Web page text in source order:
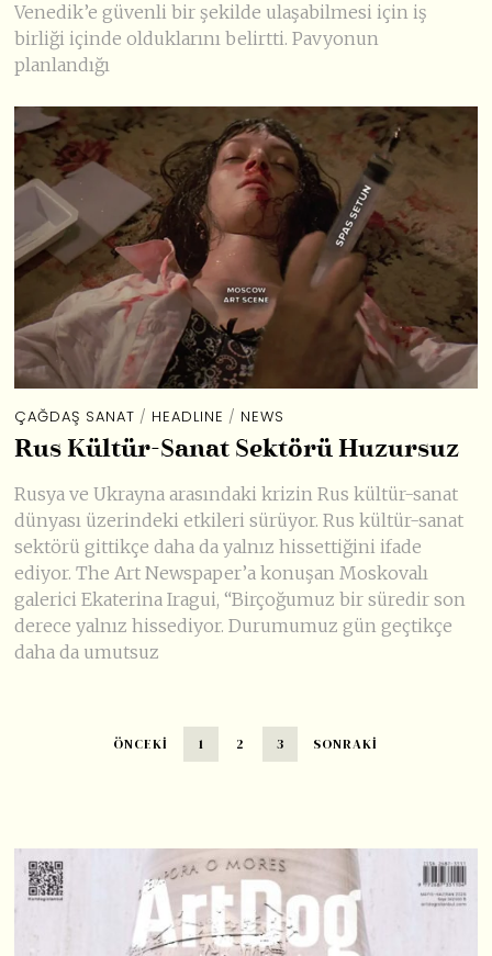
Venedik’e güvenli bir şekilde ulaşabilmesi için iş
birliği içinde olduklarını belirtti. Pavyonun
planlandığı
ÇAĞDAŞ SANAT / HEADLINE / NEWS
Rus Kültür-Sanat Sektörü Huzursuz
Rusya ve Ukrayna arasındaki krizin Rus kültür-sanat
dünyası üzerindeki etkileri sürüyor. Rus kültür-sanat
sektörü gittikçe daha da yalnız hissettiğini ifade
ediyor. The Art Newspaper’a konuşan Moskovalı
galerici Ekaterina Iragui, “Birçoğumuz bir süredir son
derece yalnız hissediyor. Durumumuz gün geçtikçe
daha da umutsuz
ÖNCEKI 1 2 3 SONRAKI